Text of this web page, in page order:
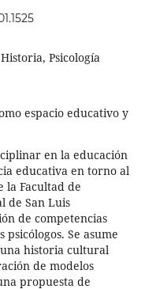
Psicología
espacio educativo y
en la educación
educativa en torno al
la Facultad de
de San Luis
de competencias
Se asume
historia cultural
de modelos
propuesta de